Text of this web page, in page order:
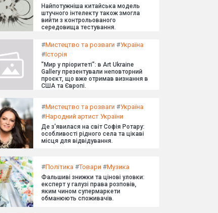
Найпотужніша китайська модель
штучного інтелекту також змогла
вийти з контрольованого
середовища тестування.
#Мистецтво та розваги #Україна
#Історія
"Мир у пріоритеті": в Art Ukraine
Gallery презентували неповторний
проєкт, що вже отримав визнання в
США та Європі.
#Мистецтво та розваги #Україна
#Народний артист України
Де з'явилася на світ Софія Ротару:
особливості рідного села та цікаві
місця для відвідування.
#Політика #Товари #Музика
Фальшиві знижки та цінові уловки:
експерт у галузі права розповів,
яким чином супермаркети
обманюють споживачів.